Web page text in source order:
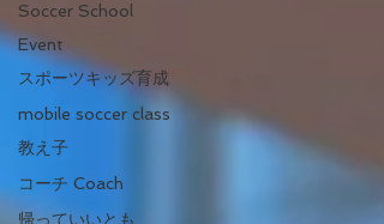
Soccer School
Event
スポーツキッズ育成
mobile soccer class
教え子
コーチ Coach
帰っていいとも